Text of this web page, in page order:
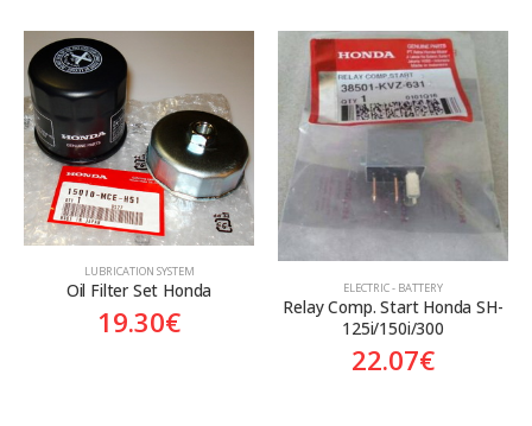
LUBRICATION SYSTEM
Oil Filter Set Honda
19.30€
ELECTRIC - BATTERY
Relay Comp. Start Honda SH-
125i/150i/300
22.07€